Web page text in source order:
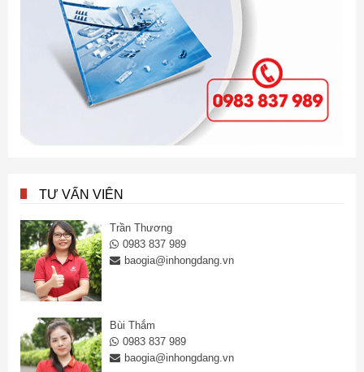
TƯ VẤN VIÊN
Trần Thương
0983 837 989
baogia@inhongdang.vn
Bùi Thắm
0983 837 989
baogia@inhongdang.vn